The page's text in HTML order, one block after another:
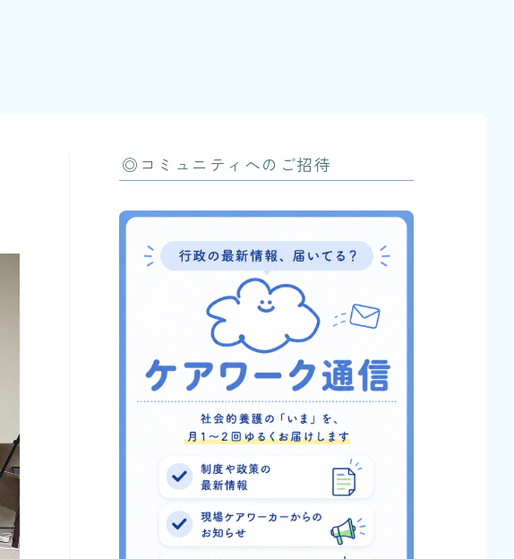
◎コミュニティへのご招待